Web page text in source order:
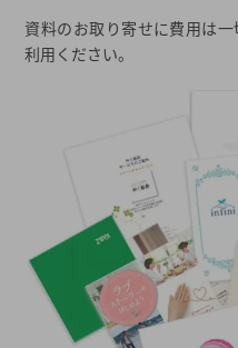
資料のお取り寄せに費用は
利用ください。